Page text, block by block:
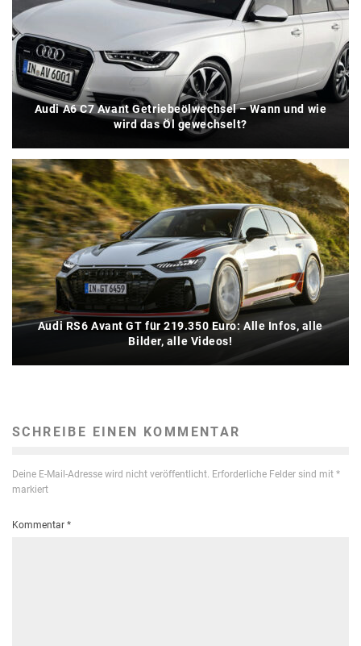
Audi A6 C7 Avant Getriebeölwechsel – Wann und wie
wird das Öl gewechselt?
Audi RS6 Avant GT für 219.350 Euro: Alle Infos, alle
Bilder, alle Videos!
SCHREIBE EINEN KOMMENTAR
Deine E-Mail-Adresse wird nicht veröffentlicht. Erforderliche Felder sind mit *
markiert
Kommentar *